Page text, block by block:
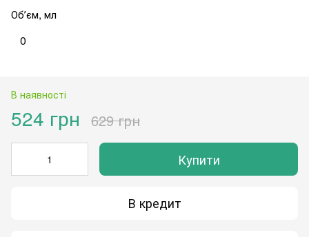
Обʼєм, мл
0
В наявності
524 грн 629 грн
Купити
В кредит